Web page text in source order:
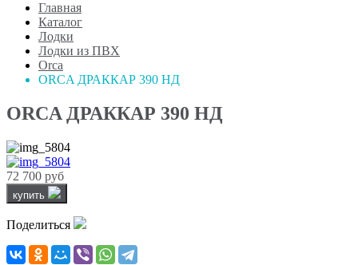
Главная
Каталог
Лодки
Лодки из ПВХ
Orca
ORCA ДРАККАР 390 НД
ORCA ДРАККАР 390 НД
72 700 руб
купить
Поделиться